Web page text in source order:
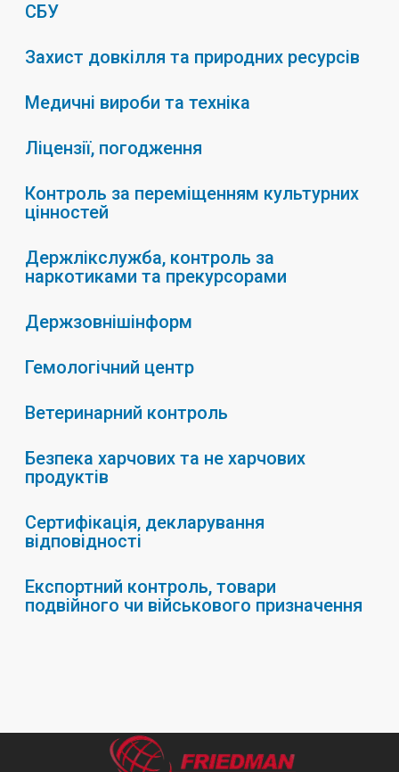
СБУ
Захист довкілля та природних ресурсів
Медичні вироби та техніка
Ліцензії, погодження
Контроль за переміщенням культурних
цінностей
Держлікслужба, контроль за
наркотиками та прекурсорами
Держзовнішінформ
Гемологічний центр
Ветеринарний контроль
Безпека харчових та не харчових
продуктів
Сертифікація, декларування
відповідності
Експортний контроль, товари
подвійного чи військового призначення